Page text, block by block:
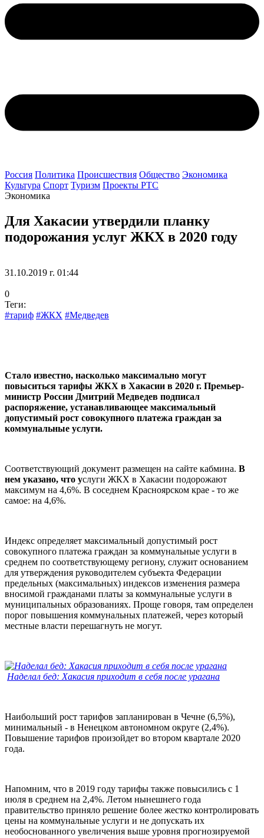
Россия Политика Происшествия Общество Экономика
Культура Спорт Туризм Проекты РТС
Экономика
Для Хакасии утвердили планку
подорожания услуг ЖКХ в 2020 году
31.10.2019 г. 01:44
0
Теги:
#тариф #ЖКХ #Медведев
Стало известно, насколько максимально могут
повыситься тарифы ЖКХ в Хакасии в 2020 г. Премьер-
министр России Дмитрий Медведев подписал
распоряжение, устанавливающее максимальный
допустимый рост совокупного платежа граждан за
коммунальные услуги.
Соответствующий документ размещен на сайте кабмина. В
нем указано, что услуги ЖКХ в Хакасии подорожают
максимум на 4,6%. В соседнем Красноярском крае - то же
самое: на 4,6%.
Индекс определяет максимальный допустимый рост
совокупного платежа граждан за коммунальные услуги в
среднем по соответствующему региону, служит основанием
для утверждения руководителем субъекта Федерации
предельных (максимальных) индексов изменения размера
вносимой гражданами платы за коммунальные услуги в
муниципальных образованиях. Проще говоря, там определен
порог повышения коммунальных платежей, через который
местные власти перешагнуть не могут.
Наделал бед: Хакасия приходит в себя после урагана
Наибольший рост тарифов запланирован в Чечне (6,5%),
минимальный - в Ненецком автономном округе (2,4%).
Повышение тарифов произойдет во втором квартале 2020
года.
Напомним, что в 2019 году тарифы также повысились с 1
июля в среднем на 2,4%. Летом нынешнего года
правительство приняло решение более жестко контролировать
цены на коммунальные услуги и не допускать их
необоснованного увеличения выше уровня прогнозируемой